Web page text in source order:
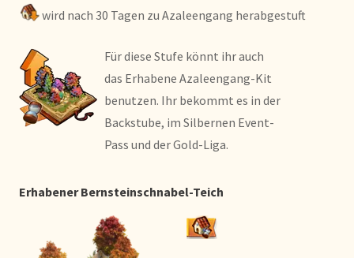
wird nach 30 Tagen zu Azaleengang herabgestuft
Für diese Stufe könnt ihr auch
das Erhabene Azaleengang-Kit
benutzen. Ihr bekommt es in der
Backstube, im Silbernen Event-
Pass und der Gold-Liga.
Erhabener Bernsteinschnabel-Teich